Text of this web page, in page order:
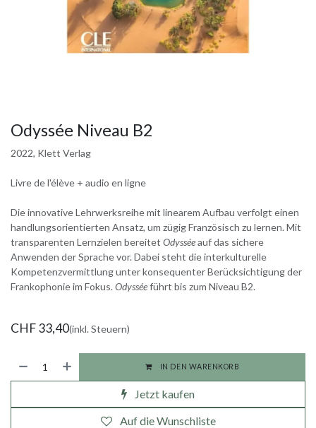
Odyssée Niveau B2
2022, Klett Verlag
Livre de l'élève + audio en ligne
Die innovative Lehrwerksreihe mit linearem Aufbau verfolgt einen
handlungsorientierten Ansatz, um zügig Französisch zu lernen. Mit
transparenten Lernzielen bereitet Odysséeauf das sichere
Anwenden der Sprache vor. Dabei steht die interkulturelle
Kompetenzvermittlung unter konsequenter Berücksichtigung der
Frankophonie im Fokus.Odysséeführt bis zum Niveau B2.
CHF33,40(inkl. Steuern)
IN DEN WARENKORB
Jetzt kaufen
Auf die Wunschliste